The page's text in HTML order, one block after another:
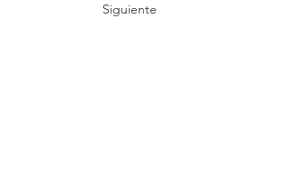
Siguiente